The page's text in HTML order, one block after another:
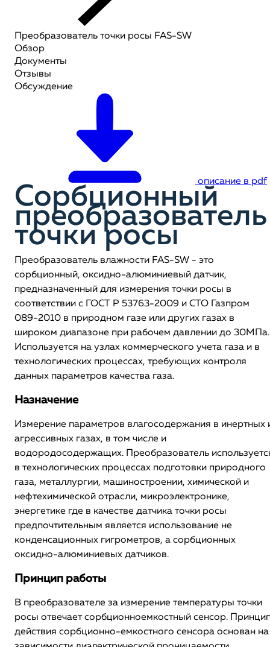
Преобразователь точки росы FAS-SW
Обзор
Документы
Отзывы
Обсуждение
описание в pdf
Сорбционный
преобразователь
точки росы
Преобразователь влажности FAS-SW - это
сорбционный, оксидно-алюминиевый датчик,
предназначенный для измерения точки росы в
соответствии с ГОСТ Р 53763-2009 и СТО Газпром
089-2010 в природном газе или других газах в
широком диапазоне при рабочем давлении до 30МПа.
Используется на узлах коммерческого учета газа и в
технологических процессах, требующих контроля
данных параметров качества газа.
Назначение
Измерение параметров влагосодержания в инертных
агрессивных газах, в том числе и
водородосодержащих. Преобразователь
в технологических процессах подготовки природного
газа, металлургии, машиностроении, химической и
нефтехимической отрасли, микроэлектронике,
энергетике где в качестве датчика точки росы
предпочтительным является использование не
конденсационных гигрометров, а сорбционных
оксидно-алюминиевых датчиков.
Принцип работы
В преобразователе за измерение температуры точки
росы отвечает сорбционноемкостный сенсор.
действия сорбционно-емкостного сенсора основан на